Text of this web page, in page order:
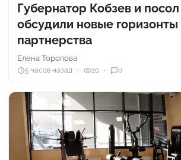
Губернатор Кобзев и
обсудили новые горизонты
партнерства
Елена Торопова
5 часов назад 20 0